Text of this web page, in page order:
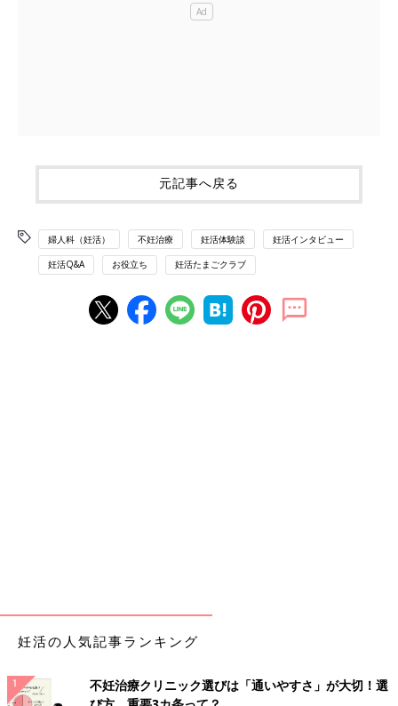
元記事へ戻る
婦人科（妊活） 不妊治療 妊活体験談 妊活インタビュー
妊活Q&A お役立ち 妊活たまごクラブ
妊活の人気記事ランキング
不妊治療クリニック選びは「通いやすさ」が大切！選